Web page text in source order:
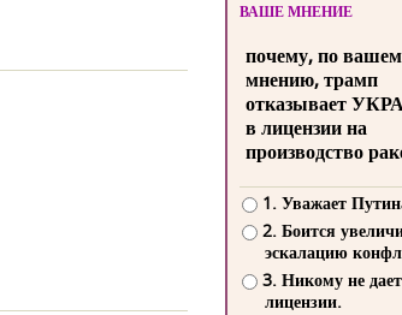
ВАШЕ МНЕНИЕ
почему, по
мнению, трамп
отказывает
в лицензии на
производство
1. Уважает
2. Боится
эскалацию
3. Никому не
лицензии.